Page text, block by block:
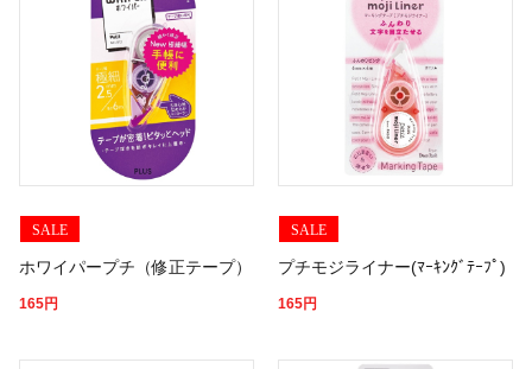
SALE
ホワイパープチ（修正テープ）
165円
SALE
プチモジライナー(ﾏｰｷﾝｸﾞﾃｰﾌﾟ)
165円